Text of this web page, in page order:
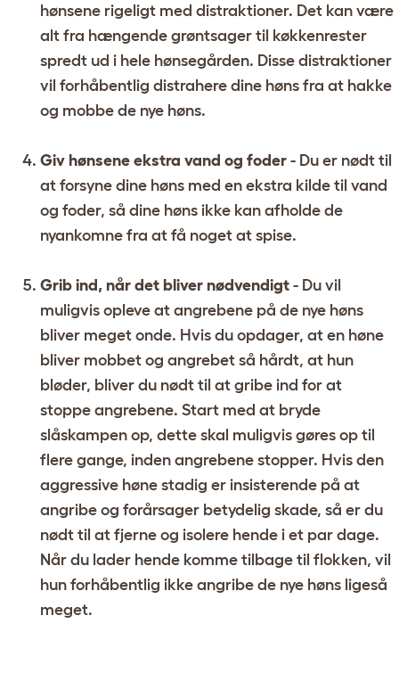
hønsene rigeligt med distraktioner. Det kan være
alt fra hængende grøntsager til køkkenrester
spredt ud i hele hønsegården. Disse distraktioner
vil forhåbentlig distrahere dine høns fra at hakke
og mobbe de nye høns.
Giv hønsene ekstra vand og foder - Du er nødt til
at forsyne dine høns med en ekstra kilde til vand
og foder, så dine høns ikke kan afholde de
nyankomne fra at få noget at spise.
Grib ind, når det bliver nødvendigt - Du vil
muligvis opleve at angrebene på de nye høns
bliver meget onde. Hvis du opdager, at en høne
bliver mobbet og angrebet så hårdt, at hun
bløder, bliver du nødt til at gribe ind for at
stoppe angrebene. Start med at bryde
slåskampen op, dette skal muligvis gøres op til
flere gange, inden angrebene stopper. Hvis den
aggressive høne stadig er insisterende på at
angribe og forårsager betydelig skade, så er du
nødt til at fjerne og isolere hende i et par dage.
Når du lader hende komme tilbage til flokken, vil
hun forhåbentlig ikke angribe de nye høns ligeså
meget.